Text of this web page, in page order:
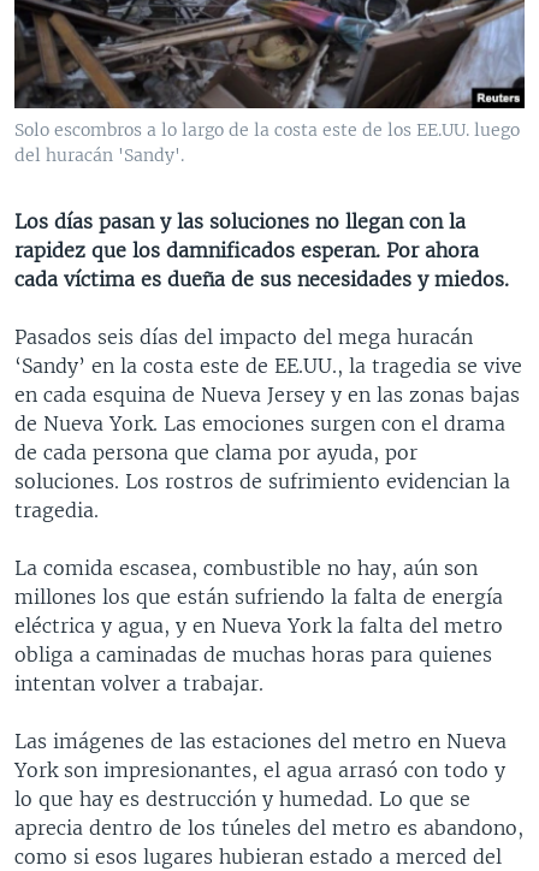
VENEZUELA
BRASIL
NICARAGUA
ECONOMÍA
ENTRETENIMIENTO Y CULTURA
TECNOLOGÍA
DEPORTES
MULTIMEDIA
VIDEOS
FOTOGRAFÍA
AUDIOS
PROGRAMAS TV
EL MUNDO AL DÍA
FORO INTERAMERICANO
LAS CLAVES
PANORAMA
RADIO
AVANCE INFORMATIVO
BUENOS DÍAS AMÉRICA
ESTADOS UNIDOS AL DÍA
EL MUNDO AL DÍA [RADIO]
FORO [RADIO]
DEPORTIVO INTERNACIONAL
NOTA ECONÓMICA
DIRECT
Learning English
Idiomas
Solo escombros a lo largo de la costa este de los EE.UU. luego
del huracán 'Sandy'.
Los días pasan y las soluciones no llegan con la
rapidez que los damnificados esperan. Por ahora
cada víctima es dueña de sus necesidades y miedos.
Pasados seis días del impacto del mega huracán
‘Sandy’ en la costa este de EE.UU., la tragedia se vive
en cada esquina de Nueva Jersey y en las zonas bajas
de Nueva York. Las emociones surgen con el drama
de cada persona que clama por ayuda, por
soluciones. Los rostros de sufrimiento evidencian la
tragedia.
La comida escasea, combustible no hay, aún son
millones los que están sufriendo la falta de energía
eléctrica y agua, y en Nueva York la falta del metro
obliga a caminadas de muchas horas para quienes
intentan volver a trabajar.
Las imágenes de las estaciones del metro en Nueva
York son impresionantes, el agua arrasó con todo y
lo que hay es destrucción y humedad. Lo que se
aprecia dentro de los túneles del metro es abandono,
como si esos lugares hubieran estado a merced del